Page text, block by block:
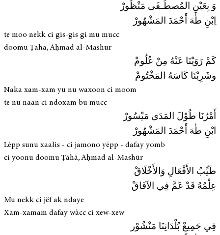
وَ بِعَيْنِ المُصطَـفَى مَنْظُورْ
اِبْنِ طٰهَ أَحْمَدَ المَشْهُورْ
te moo nekk ci gis-gis gi mu mucc
doomu Ṭāhā, Aḥmad al-Mashūr
كَمْ رَوَيْنَا عَنْهُ مِنْ عُلُومْ
وشَرِبْنَا كَاسَهُ المَخْتُومْ
Naka xam-xam yu nu waxoon ci moom
te nu naan ci ndoxam bu mucc
أَمْرُنَا طُوْلَ المَدَى مَيْسُورْ
ابْنِ طٰهَ أَحْمَدَ المَشْهُورْ
Lépp sunu xaalis - ci jamono yépp - dafay yomb
ci yoonu doomu Ṭāhā, Aḥmad al-Mashūr
طَيِّبُ الأَفْعَالِ وَالأَخْلَاقْ
عِلْمُهُ قَدْ عَمَّ فِي الآفَاقْ
Mu nekk ci jëf ak ndaye
Xam-xamam dafay wàcc ci xew-xew
فِي جَمِيعْ بُلْدَانِنَا مَنْشُوْر